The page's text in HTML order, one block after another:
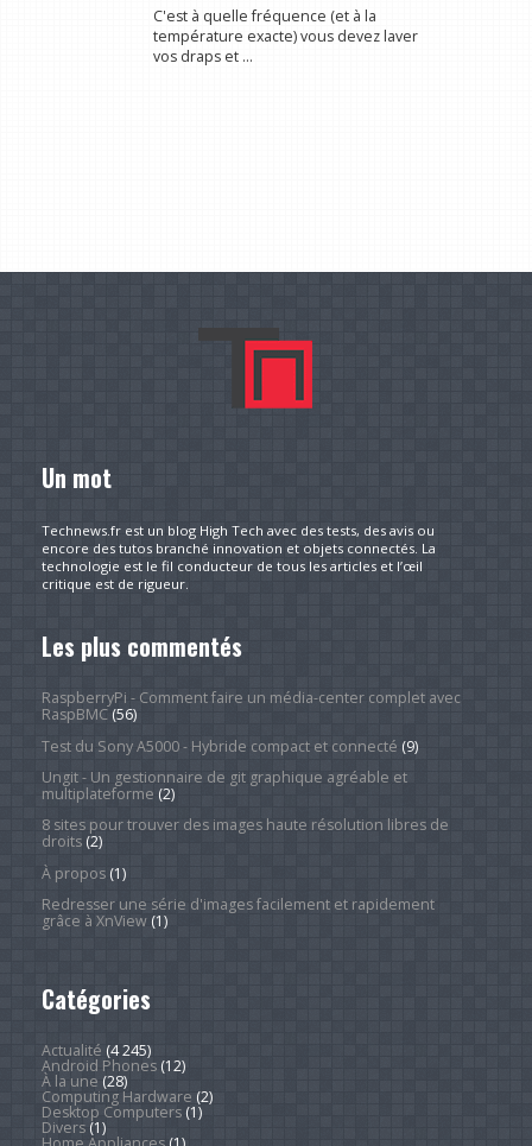
C'est à quelle fréquence (et à la
température exacte) vous devez laver
vos draps et ...
Un mot
Technews.fr est un blog High Tech avec des tests, des avis ou
encore des tutos branché innovation et objets connectés. La
technologie est le fil conducteur de tous les articles et l’œil
critique est de rigueur.
Les plus commentés
RaspberryPi - Comment faire un média-center complet avec
RaspBMC(56)
Test du Sony A5000 - Hybride compact et connecté (9)
Ungit - Un gestionnaire de git graphique agréable et
multiplateforme (2)
8 sites pour trouver des images haute résolution libres de
droits(2)
À propos(1)
Redresser une série d'images facilement et rapidement
grâce à XnView(1)
Catégories
Actualité (4 245)
Android Phones(12)
À la une (28)
Computing Hardware (2)
Desktop Computers(1)
Divers(1)